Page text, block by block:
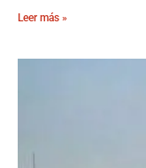
Leer más »